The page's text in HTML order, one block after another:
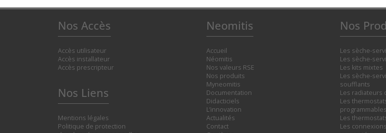
Nos Accès
Accès utilisateur
Accès installateur
Accès prescripteur
Nos Liens
Mentions légales
Politique de protection
Neomitis
Accueil
Néomitis
Nos valeurs RSE
Nos produits
Myneomitis
Documentation
Didacticiels
L’innovation
Actualités
Contact
Nos
Les sèche-
Les sèche-
Les kits mixtes
Les sèche-
soufflants
Les radiateurs
Les
programmables
Les
Les